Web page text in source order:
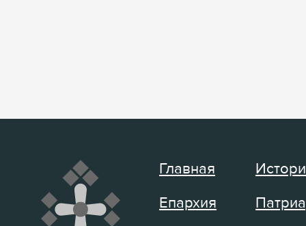
Главная
Епархия